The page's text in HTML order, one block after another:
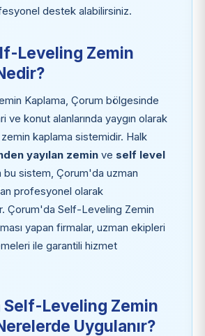
destek alabilirsiniz.
Leveling Zemin
Kaplama, Çorum bölgesinde
ve konut alanlarında yaygın olarak
kaplama sistemidir. Halk
yayılan zeminve self level
bu sistem, Çorum'da uzman
profesyonel olarak
Çorum'da Self-Leveling Zemin
yapan firmalar, uzman ekipleri
ile garantili hizmet
Self-Leveling Zemin
Uygulanır?